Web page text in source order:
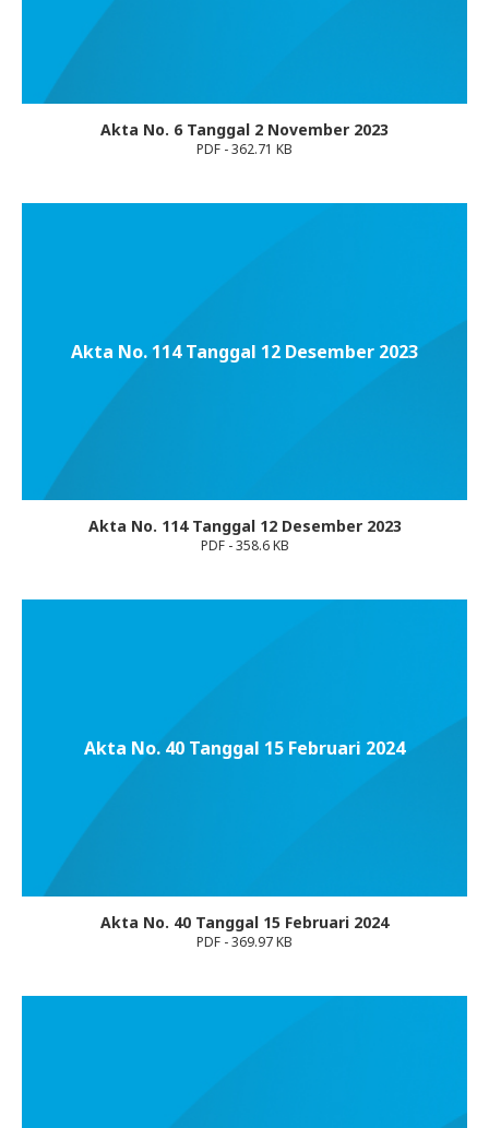
Akta No. 6 Tanggal 2 November 2023
PDF - 362.71 KB
Akta No. 114 Tanggal 12 Desember 2023
Akta No. 114 Tanggal 12 Desember 2023
PDF - 358.6 KB
Akta No. 40 Tanggal 15 Februari 2024
Akta No. 40 Tanggal 15 Februari 2024
PDF - 369.97 KB